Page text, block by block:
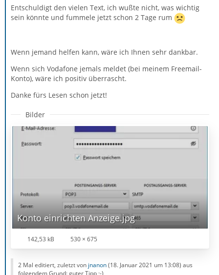
Entschuldigt den vielen Text, ich wußte nicht, was wichtig
sein könnte und fummele jetzt schon 2 Tage rum
Wenn jemand helfen kann, wäre ich Ihnen sehr dankbar.
Wenn sich Vodafone jemals meldet (bei meinem Freemail-
Konto), wäre ich positiv überrascht.
Danke fürs Lesen schon jetzt!
Bilder
Konto einrichten Anzeige.jpg
142,53 kB 530 × 675
2 Mal editiert, zuletzt von jnanon(18. Januar 2021 um 13:08) aus
folgendem Grund: guter Tipp ;-)